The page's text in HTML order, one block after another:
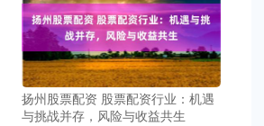
扬州股票配资 股票配资行业：机遇
与挑战并存，风险与收益共生